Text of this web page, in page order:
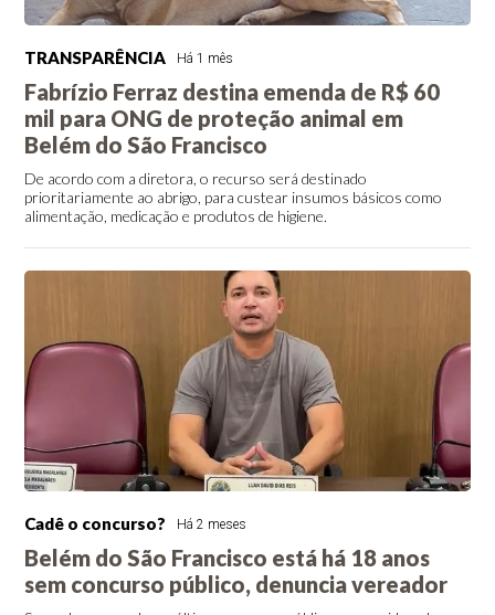
TRANSPARÊNCIA Há 1 mês
Fabrízio Ferraz destina emenda de R$ 60
mil para ONG de proteção animal em
Belém do São Francisco
De acordo com a diretora, o recurso será destinado
prioritariamente ao abrigo, para custear insumos básicos como
alimentação, medicação e produtos de higiene.
Cadê o concurso? Há 2 meses
Belém do São Francisco está há 18 anos
sem concurso público, denuncia vereador